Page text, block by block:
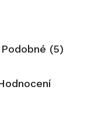
Podobné (5)